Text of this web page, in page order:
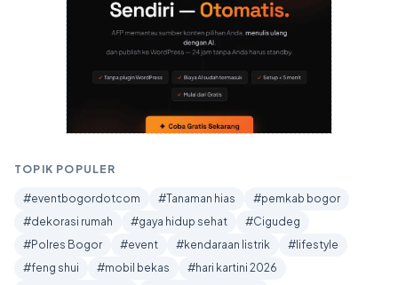
TOPIK POPULER
#eventbogordotcom #Tanaman hias
#pemkab bogor
#dekorasi rumah
#gaya hidup sehat
#Cigudeg
#Polres Bogor
#event #kendaraan listrik
#lifestyle
#feng shui
#mobil bekas
#hari kartini 2026